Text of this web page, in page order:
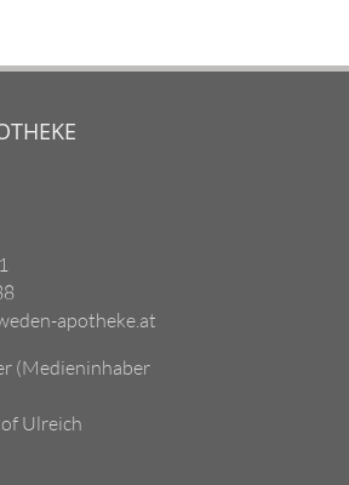
apotheke.at
(Medieninhaber
Ulreich